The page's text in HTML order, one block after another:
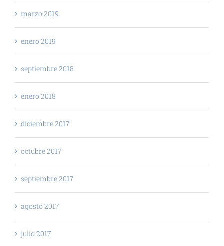
marzo 2019
enero 2019
septiembre 2018
enero 2018
diciembre 2017
octubre 2017
septiembre 2017
agosto 2017
julio 2017